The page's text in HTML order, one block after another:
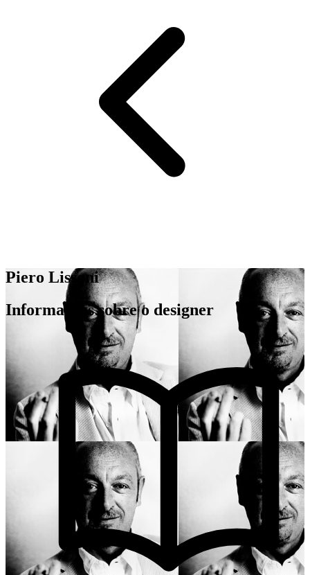
Piero Lissoni
Informações sobre o designer